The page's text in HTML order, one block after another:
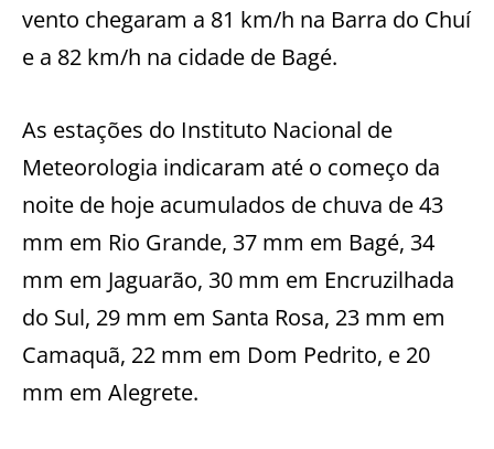
vento chegaram a 81 km/h na Barra do Chuí
e a 82 km/h na cidade de Bagé.
As estações do Instituto Nacional de
Meteorologia indicaram até o começo da
noite de hoje acumulados de chuva de 43
mm em Rio Grande, 37 mm em Bagé, 34
mm em Jaguarão, 30 mm em Encruzilhada
do Sul, 29 mm em Santa Rosa, 23 mm em
Camaquã, 22 mm em Dom Pedrito, e 20
mm em Alegrete.